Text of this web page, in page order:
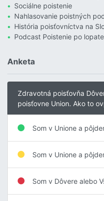
Sociálne poistenie
Nahlasovanie poistných
História poisťovníctva na
Podcast Poistenie po lopate
Anketa
Zdravotná poisťovňa
poisťovne Union. Ako to
Som v Unione a
Som v Unione a
Som v Dôvere alebo